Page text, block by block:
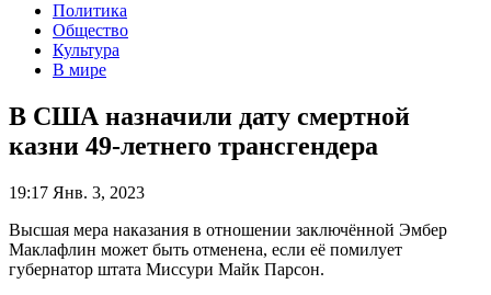
Политика
Общество
Культура
В мире
В США назначили дату смертной
казни 49-летнего трансгендера
19:17 Янв. 3, 2023
Высшая мера наказания в отношении заключённой Эмбер
Маклафлин может быть отменена, если её помилует
губернатор штата Миссури Майк Парсон.